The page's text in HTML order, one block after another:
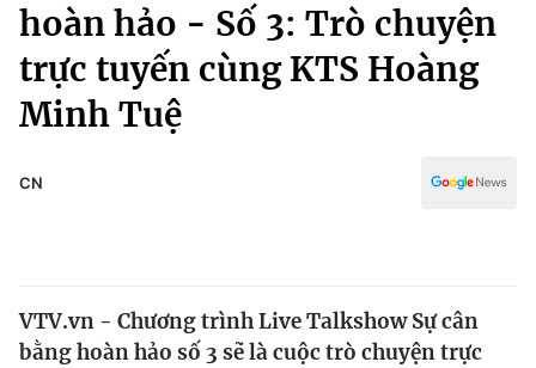
Chính trị
Xã hội
Tin tức
Kinh tế
Truyền hình
Văn hóa - Giải trí
Đời sống
hoàn hảo - Số 3: Trò chuyện
trực tuyến cùng KTS Hoàng
Minh Tuệ
CN
VTV.vn - Chương trình Live Talkshow Sự cân
bằng hoàn hảo số 3 sẽ là cuộc trò chuyện trực